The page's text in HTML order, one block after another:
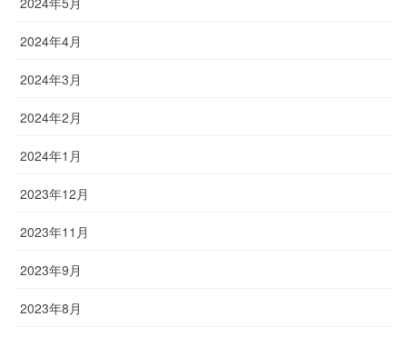
2024年4月
2024年3月
2024年2月
2024年1月
2023年12月
2023年11月
2023年9月
2023年8月